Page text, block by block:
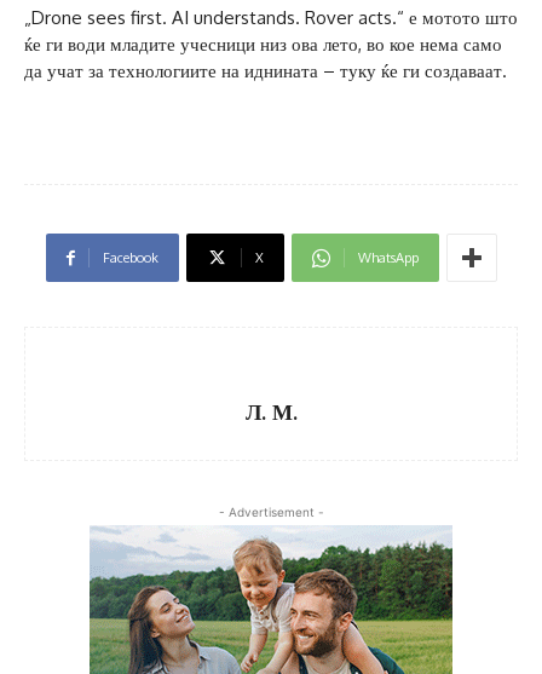
„Drone sees first. AI understands. Rover acts.“ е мотото што
ќе ги води младите учесници низ ова лето, во кое нема само
да учат за технологиите на иднината – туку ќе ги создаваат.
Facebook X WhatsApp
Л. М.
- Advertisement -